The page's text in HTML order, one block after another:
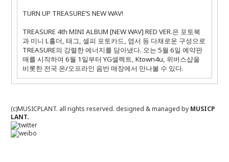
TURN UP TREASURE’S NEW WAV!
TREASURE 4th MINI ALBUM [NEW WAV] RED VER.은 포토북
과 미니 L홀더, 태그, 셀피 포토카드, 엽서 등 다채로운 구성으로
TREASURE의 강렬한 에너지를 담아냈다. 오는 5월 6일 예약판
매를 시작하여 6월 1 일부터 YG셀렉트, Ktown4u, 위버스샵을
비롯한 전국 온/오프라인 음반 매장에서 만나볼 수 있다.
(c)MUSICPLANT. all rights reserved. designed & managed by MUSICP
LANT.